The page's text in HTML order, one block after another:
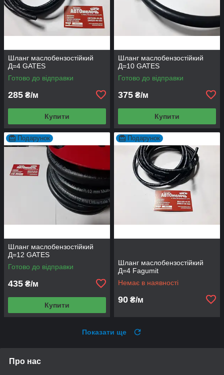
Шланг маслобензостійкий
Д=4 GATES
Готово до відправки
285 ₴/м
Купити
Шланг маслобензостійкий
Д=10 GATES
Готово до відправки
375 ₴/м
Купити
Подарунок
Шланг маслобензостійкий
Д=12 GATES
Готово до відправки
435 ₴/м
Купити
Подарунок
Шланг маслобензостійкий
Д=4 Fagumit
Немає в наявності
90 ₴/м
Показати ще
Про нас